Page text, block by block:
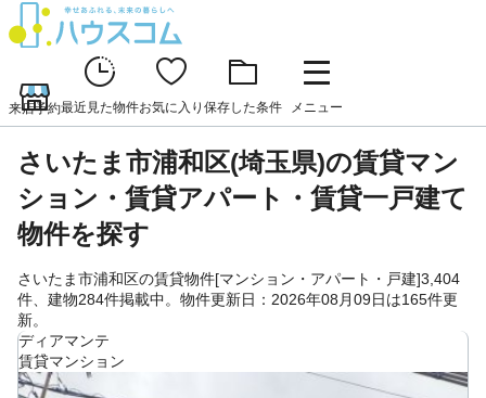
来店予約最近見た物件お気に入り 保存した条件 メニュー
さいたま市浦和区(埼玉県)の賃貸マン
ション・賃貸アパート・賃貸一戸建て
物件を探す
さいたま市浦和区の賃貸物件[マンション・アパート・戸建]3,404
件、建物284件掲載中。物件更新日：2026年08月09日は165件更
新。
ディアマンテ
賃貸マンション